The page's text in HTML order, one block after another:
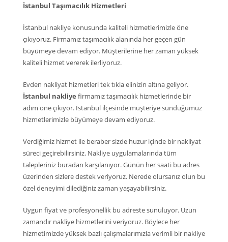
İstanbul Taşımacılık Hizmetleri
İstanbul nakliye konusunda kaliteli hizmetlerimizle öne
çıkıyoruz. Firmamız taşımacılık alanında her geçen gün
büyümeye devam ediyor. Müşterilerine her zaman yüksek
kaliteli hizmet vererek ilerliyoruz.
Evden nakliyat hizmetleri tek tıkla elinizin altına geliyor.
İstanbul nakliye firmamız taşımacılık hizmetlerinde bir
adım öne çıkıyor. İstanbul ilçesinde müşteriye sunduğumuz
hizmetlerimizle büyümeye devam ediyoruz.
Verdiğimiz hizmet ile beraber sizde huzur içinde bir nakliyat
süreci geçirebilirsiniz. Nakliye uygulamalarında tüm
talepleriniz buradan karşılanıyor. Günün her saati bu adres
üzerinden sizlere destek veriyoruz. Nerede olursanız olun bu
özel deneyimi dilediğiniz zaman yaşayabilirsiniz.
Uygun fiyat ve profesyonellik bu adreste sunuluyor. Uzun
zamandır nakliye hizmetlerini veriyoruz. Böylece her
hizmetimizde yüksek bazlı çalışmalarımızla verimli bir nakliye